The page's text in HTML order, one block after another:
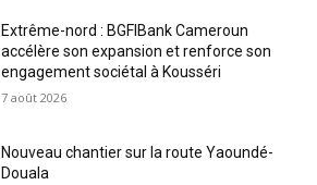
Extrême-nord : BGFIBank Cameroun
accélère son expansion et renforce son
engagement sociétal à Kousséri
7 août 2026
Nouveau chantier sur la route Yaoundé-
Douala